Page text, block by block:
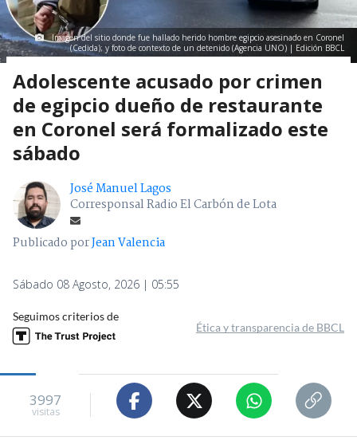
Imagen del sitio donde fue hallado herido hombre egipcio asesinado en Coronel
(Cedida); y foto de contexto de un detenido (Agencia UNO) | Edición BBCL
Adolescente acusado por crimen
de egipcio dueño de restaurante
en Coronel será formalizado este
sábado
José Manuel Lagos
Corresponsal Radio El Carbón de Lota
Publicado porJean Valencia
Sábado 08 Agosto, 2026 | 05:55
Seguimos criterios de
Ética y transparencia de BBCL
3997
visitas